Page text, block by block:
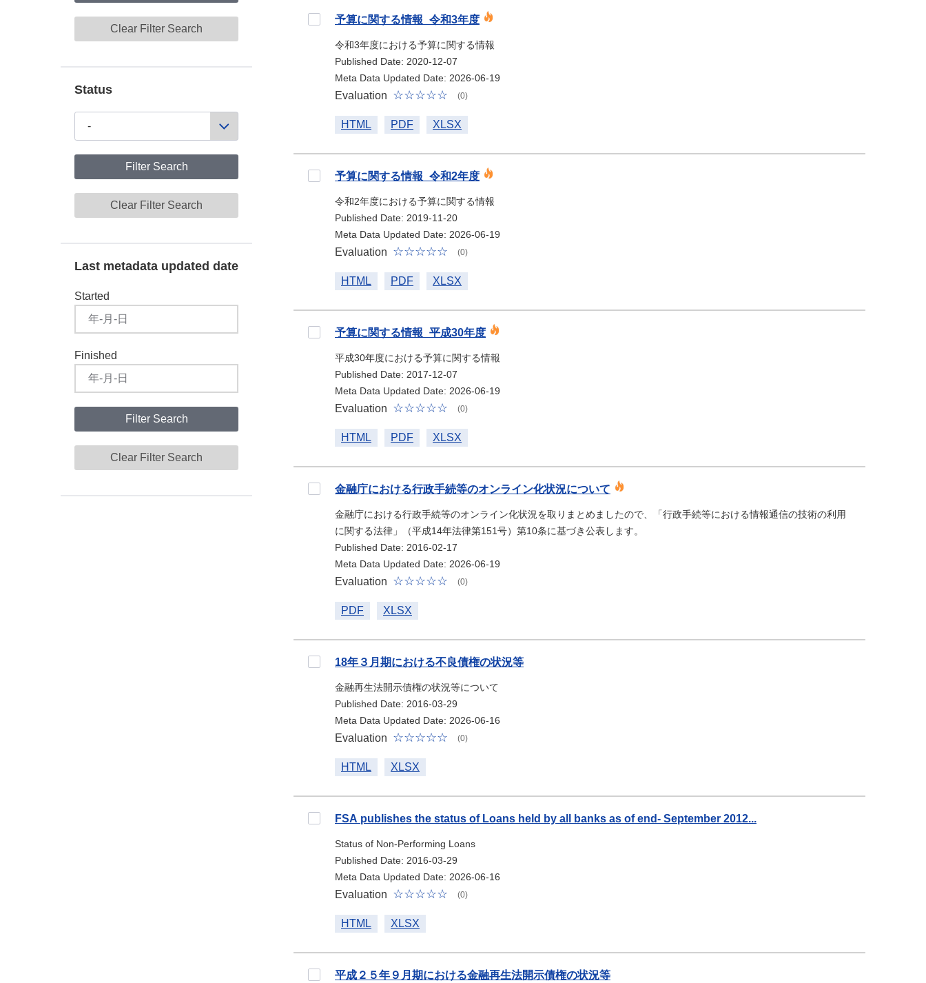
Clear Filter Search
Status
Filter Search
Clear Filter Search
Last metadata updated date
Started
Finished
Filter Search
Clear Filter Search
予算に関する情報_令和3年度
令和3年度における予算に関する情報
Published Date: 2020-12-07
Meta Data Updated Date: 2026-06-19
Evaluation (0)
HTML PDF XLSX
予算に関する情報_令和2年度
令和2年度における予算に関する情報
Published Date: 2019-11-20
Meta Data Updated Date: 2026-06-19
Evaluation (0)
HTML PDF XLSX
予算に関する情報_平成30年度
平成30年度における予算に関する情報
Published Date: 2017-12-07
Meta Data Updated Date: 2026-06-19
Evaluation (0)
HTML PDF XLSX
金融庁における行政手続等のオンライン化状況について
金融庁における行政手続等のオンライン化状況を取りまとめましたので、「行政手続等における情報通信の技術の利用
に関する法律」（平成14年法律第151号）第10条に基づき公表します。
Published Date: 2016-02-17
Meta Data Updated Date: 2026-06-19
Evaluation (0)
PDF XLSX
18年３月期における不良債権の状況等
金融再生法開示債権の状況等について
Published Date: 2016-03-29
Meta Data Updated Date: 2026-06-16
Evaluation (0)
HTML XLSX
FSA publishes the status of Loans held by all banks as of end- September 2012...
Status of Non-Performing Loans
Published Date: 2016-03-29
Meta Data Updated Date: 2026-06-16
Evaluation (0)
HTML XLSX
平成２５年９月期における金融再生法開示債権の状況等